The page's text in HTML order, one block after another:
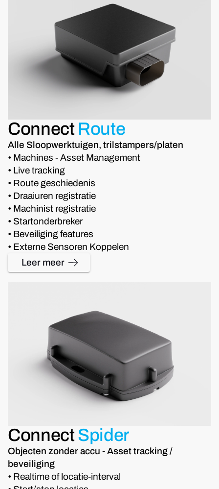
Connect Route
Alle Sloopwerktuigen, trilstampers/platen
• Machines - Asset Management
• Live tracking
• Route geschiedenis
• Draaiuren registratie
• Machinist registratie
• Startonderbreker
• Beveiliging features
• Externe Sensoren Koppelen
Leer meer
Connect Spider
Objecten zonder accu - Asset tracking /
beveiliging
• Realtime of locatie-interval